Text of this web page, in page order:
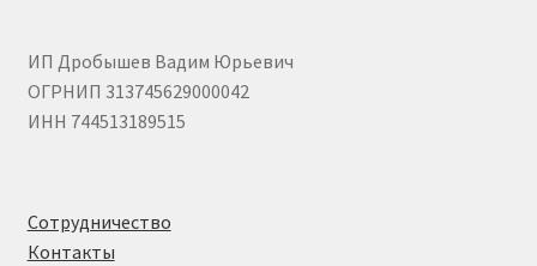
ИП Дробышев Вадим Юрьевич
ОГРНИП 313745629000042
ИНН 744513189515
Сотрудничество
Контакты